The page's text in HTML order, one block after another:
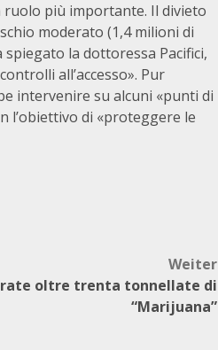
ruolo più importante. Il divieto
moderato (1,4 milioni di
la dottoressa Pacifici,
all’accesso». Pur
intervenire su alcuni «punti di
l’obiettivo di «proteggere le
Weiter
oltre trenta tonnellate di
“Marijuana”